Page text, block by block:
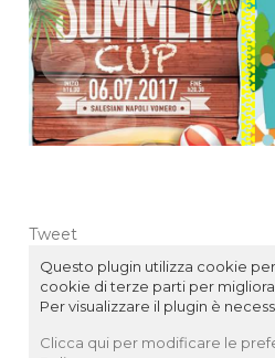
Tweet
Questo plugin utilizza cookie
cookie di terze parti per
Per visualizzare il plugin è
Clicca qui per modificare le